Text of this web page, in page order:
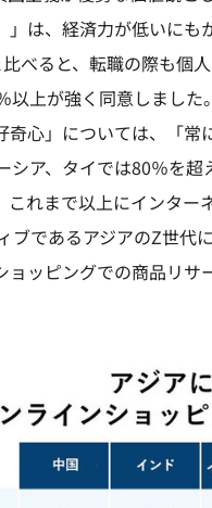
」は、経済力が低いに
べると、転職の際も個
上が強く同意しました。
奇心」については、「
シア、タイでは80％を超
これまで以上にインタ
ブであるアジアのZ世代
ョッピングでの商品リ